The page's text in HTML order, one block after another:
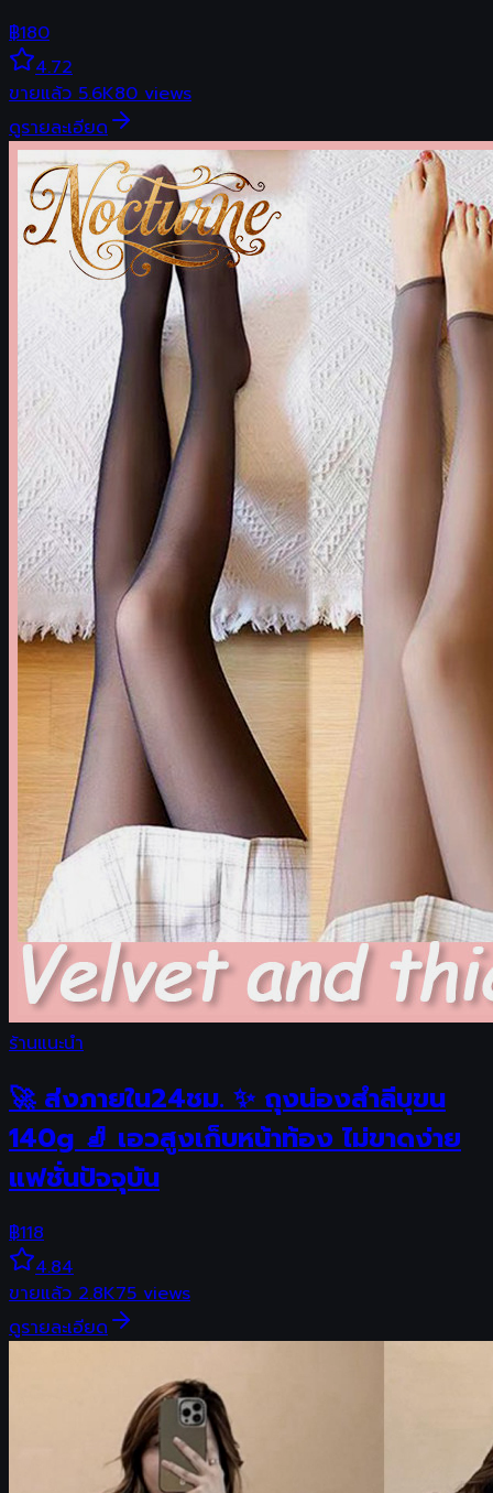
฿180
4.72
ขายแล้ว5.6K80views
ดูรายละเอียด
ร้านแนะนำ
🚀 ส่งภายใน24ชม. ✨ ถุงน่องสำลีบุขน
140g 🧦 เอวสูงเก็บหน้าท้อง ไม่ขาดง่าย
แฟชั่นปัจจุบัน
฿118
4.84
ขายแล้ว2.8K75views
ดูรายละเอียด